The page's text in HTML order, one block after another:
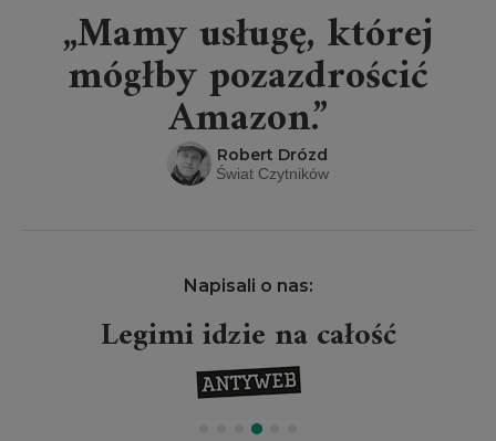
„Mamy usługę, której
mógłby pozazdrościć
Amazon.”
Robert Drózd
Świat Czytników
Napisali o nas:
Legimi idzie na całość